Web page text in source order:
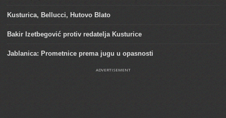
Kusturica, Bellucci, Hutovo Blato
Bakir Izetbegović protiv redatelja Kusturice
Jablanica: Prometnice prema jugu u opasnosti
ADVERTISEMENT